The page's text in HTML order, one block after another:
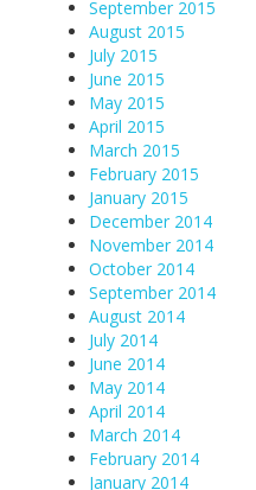
September 2015
August 2015
July 2015
June 2015
May 2015
April 2015
March 2015
February 2015
January 2015
December 2014
November 2014
October 2014
September 2014
August 2014
July 2014
June 2014
May 2014
April 2014
March 2014
February 2014
January 2014